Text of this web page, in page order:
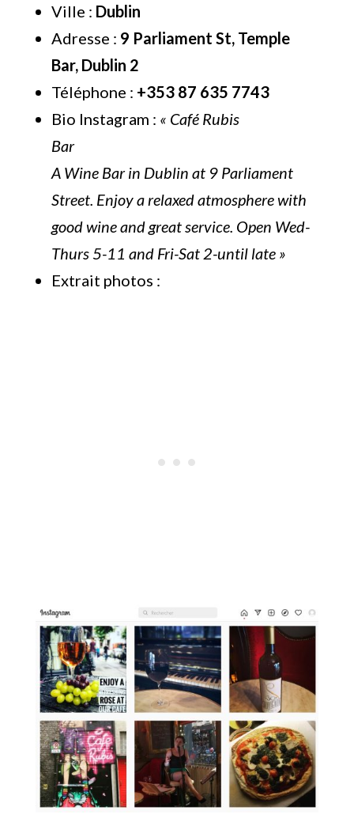
Ville : Dublin
Adresse : 9 Parliament St, Temple
Bar, Dublin 2
Téléphone : +353 87 635 7743
Bio Instagram : « Café Rubis
Bar
A Wine Bar in Dublin at 9 Parliament
Street. Enjoy a relaxed atmosphere with
good wine and great service. Open Wed-
Thurs 5-11 and Fri-Sat 2-until late »
Extrait photos :